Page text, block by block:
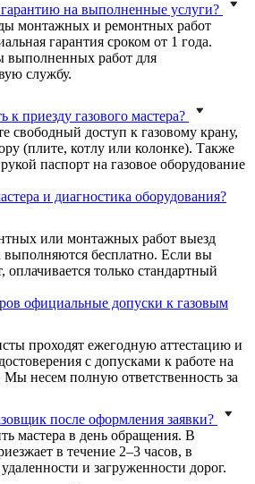
на выполненные услуги?
монтажных и ремонтных работ
гарантия сроком от 1 года.
работ для
службу.
приезду газового мастера?
свободный доступ к газовому крану,
(плите, котлу или колонке). Также
паспорт на газовое оборудование
и диагностика оборудования?
или монтажных работ выезд
выполняются бесплатно. Если вы
оплачивается только стандартный
официальные допуски к газовым
проходят ежегодную аттестацию и
с допусками к работе на
Мы несем полную ответственность за
после оформления заявки?
мастера в день обращения. В
в течение 2–3 часов, в
и загруженности дорог.